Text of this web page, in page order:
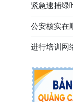
紧急逮捕绿
公安核实在
进行培训网